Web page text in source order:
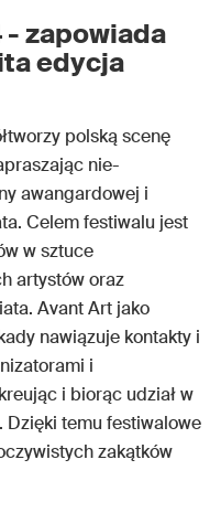
zapowiada
edycja
polską scenę
nie-
awangardowej i
Celem festiwalu jest
w sztuce
artystów oraz
Avant Art jako
nawiązuje kontakty i
i
i biorąc udział w
temu festiwalowe
zakątków